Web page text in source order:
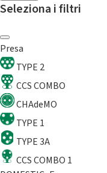
Seleziona i filtri
Presa
TYPE 2
CCS COMBO
CHAdeMO
TYPE 1
TYPE 3A
CCS COMBO 1